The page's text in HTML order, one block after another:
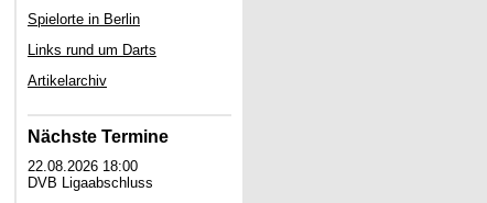
Spielorte in Berlin
Links rund um Darts
Artikelarchiv
Nächste Termine
22.08.2026 18:00
DVB Ligaabschluss